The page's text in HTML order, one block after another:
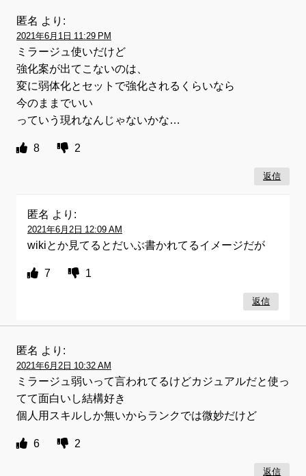
匿名 より:
2021年6月1日 11:29 PM
ミラージュ使いだけど
強化案が出てこないのは、
変に弱体化とセットで強化されるくらいなら
今のままでいい
っていう現れなんじゃないかな…
8 2
返信
匿名 より:
2021年6月2日 12:09 AM
wikiとか見てるとだいぶ書かれてるイメージだが
7 1
返信
匿名 より:
2021年6月2日 10:32 AM
ミラージュ弱いって言われてるけどカジュアルだと使っ
てて面白いし結構好き
個人用スキルしか無いからランクでは微妙だけど
6 2
返信